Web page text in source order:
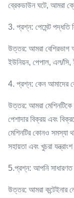
ব্রেকডাউন ঘটে, আমরা
3. প্রশ্ন: পেমেন্ট পদ্ধতি
উত্তর: আমরা বেশিরভাগ
ইউনিয়ন, পেপাল, এল/সি,
4. প্রশ্ন: কেন আমাদের
উত্তর: আমরা
পেশাদার বিক্রয় এবং
মেশিনটির কোনও
সহায়তা এবং খুচরা
5.প্রশ্ন: আপনি সাধারণত
উত্তর: আমরা কন্টেইনার